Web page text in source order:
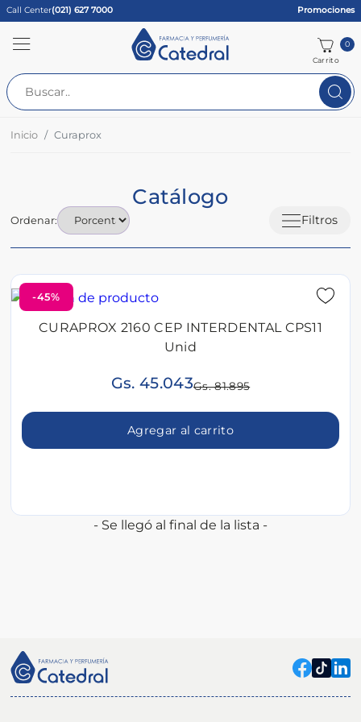
Call Center(021) 627 7000 Promociones
Carrito
0
Inicio Curaprox
Catálogo
Filtros
Ordenar:
-45%
CURAPROX 2160 CEP INTERDENTAL CPS11
Unid
Gs. 45.043Gs. 81.895
Agregar al carrito
- Se llegó al final de la lista -